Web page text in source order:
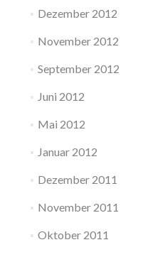
Dezember 2012
November 2012
September 2012
Juni 2012
Mai 2012
Januar 2012
Dezember 2011
November 2011
Oktober 2011